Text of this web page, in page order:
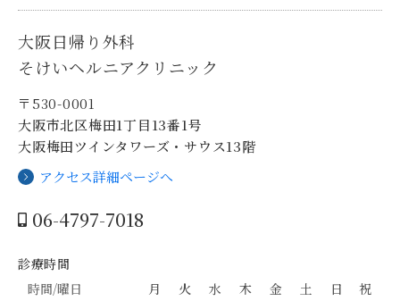
大阪日帰り外科
そけいヘルニアクリニック
〒530-0001
大阪市北区梅田1丁目13番1号
大阪梅田ツインタワーズ・サウス13階
アクセス詳細ページへ
06-4797-7018
診療時間
時間/曜日
月 火 水 木 金 土 日
祝